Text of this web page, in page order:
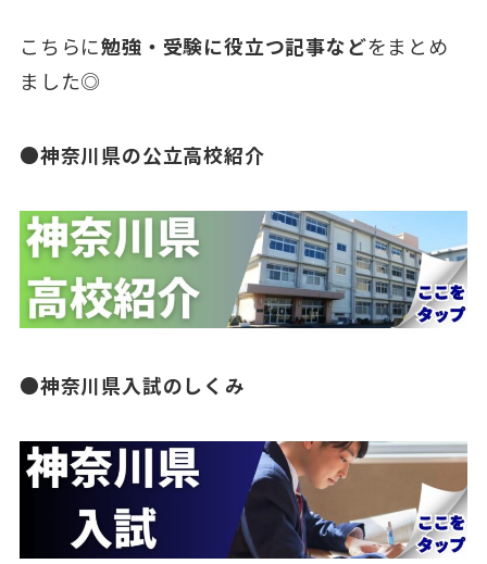
こちらに勉強・受験に役立つ記事などをまとめ
ました◎
●神奈川県の公立高校紹介
●神奈川県入試のしくみ